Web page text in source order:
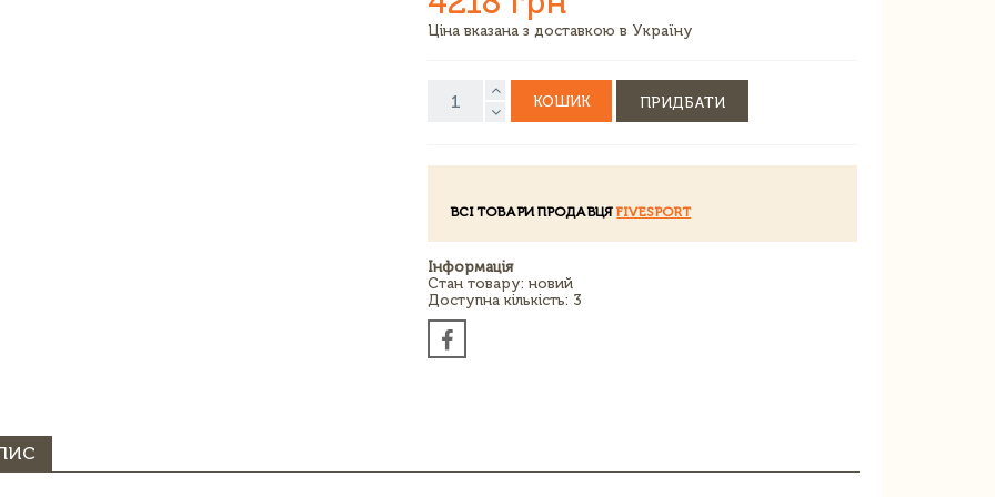
Ціна вказана з доставкою в Україну
КОШИК ПРИДБАТИ
ВСІ ТОВАРИ ПРОДАВЦЯFIVESPORT
Інформація
Стан товару: новий
Доступна кількість: 3